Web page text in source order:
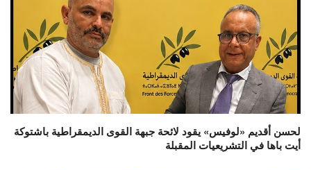
لحسن أقديم «لوفيس» يقود لائحة جبهة القوى الديمقراطية باشتوكة
أيت باها في التشريعيات المقبلة